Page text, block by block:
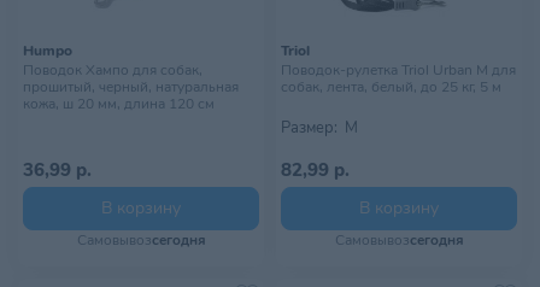
Humpo
Поводок Хампо для собак,
прошитый, черный, натуральная
кожа, ш 20 мм, длина 120 см
36,99 р.
В корзину
Самовывозсегодня
Triol
Поводок-рулетка Triol Urban M для
собак, лента, белый, до 25 кг, 5 м
Размер: M
82,99 р.
В корзину
Самовывозсегодня